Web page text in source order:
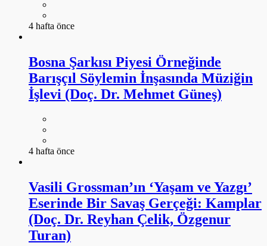
4 hafta önce
Bosna Şarkısı Piyesi Örneğinde
Barışçıl Söylemin İnşasında Müziğin
İşlevi (Doç. Dr. Mehmet Güneş)
4 hafta önce
Vasili Grossman’ın ‘Yaşam ve Yazgı’
Eserinde Bir Savaş Gerçeği: Kamplar
(Doç. Dr. Reyhan Çelik, Özgenur
Turan)